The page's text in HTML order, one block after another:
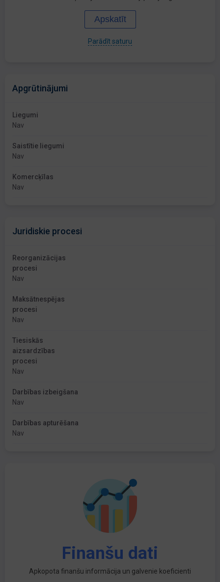
Apskatīt
Parādīt saturu
Apgrūtinājumi
Liegumi
Nav
Saistītie liegumi
Nav
Komercķīlas
Nav
Juridiskie procesi
Reorganizācijas
procesi
Nav
Maksātnespējas
procesi
Nav
Tiesiskās
aizsardzības
procesi
Nav
Darbības izbeigšana
Nav
Darbības apturēšana
Nav
Finanšu dati
Apkopota finanšu informācija un galvenie koeficienti